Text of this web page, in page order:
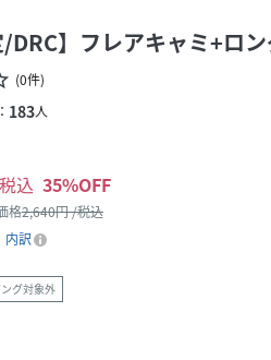
/DRC】フレアキャミ+ロ
(0件)
183人
込 35%OFF
格2,640円 /税込
内訳
グ対象外